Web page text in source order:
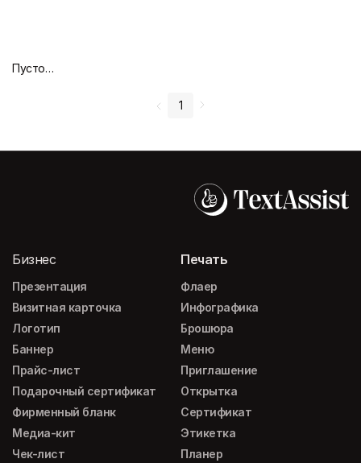
Пустой дизайн-макет
1
Бизнес
Презентация
Визитная карточка
Логотип
Баннер
Прайс-лист
Подарочный сертификат
Фирменный бланк
Медиа-кит
Чек-лист
Печать
Флаер
Инфографика
Брошюра
Меню
Приглашение
Открытка
Сертификат
Этикетка
Планер